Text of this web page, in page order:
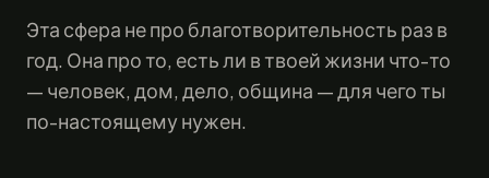
Эта сфера не про благотворительность раз в
год. Она про то, есть ли в твоей жизни что-то
— человек, дом, дело, община — для чего ты
по-настоящему нужен.